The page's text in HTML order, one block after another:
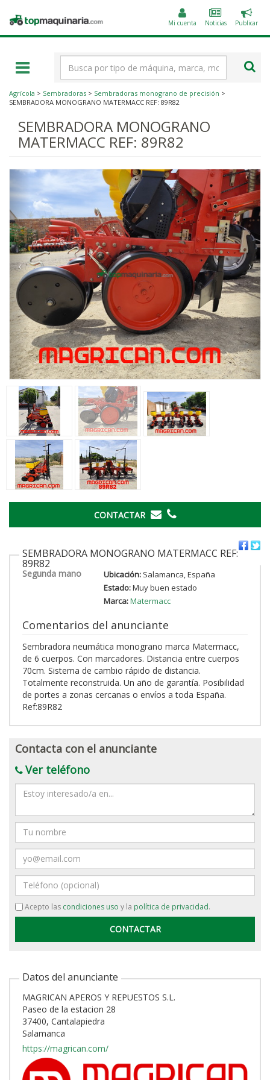
Topmaquinaria.com Mi cuenta Noticias
un
Publicar
Agrícola > Sembradoras > Sembradoras monograno de precisión >
SEMBRADORA MONOGRANO MATERMACC REF: 89R82
SEMBRADORA MONOGRANO
MATERMACC REF: 89R82
‹ ›
CONTACTAR
SEMBRADORA MONOGRANO MATERMACC REF:
89R82
Segunda mano Ubicación:Salamanca, España
Estado:Muy buen estado
Marca:Matermacc
Comentarios del anunciante
Sembradora neumática monograno marca Matermacc,
de 6 cuerpos. Con marcadores. Distancia entre cuerpos
70cm. Sistema de cambio rápido de distancia.
Totalmente reconstruida. Un año de garantía. Posibilidad
de portes a zonas cercanas o envíos a toda España.
Ref:89R82
Contacta con el anunciante
Ver teléfono
Mensaje
Nombre
Email
Teléfono
Acepto las condiciones uso y la política de privacidad.
Datos del anunciante
MAGRICAN APEROS Y REPUESTOS S.L.
Paseo de la estacion 28
37400, Cantalapiedra
Salamanca
https://magrican.com/